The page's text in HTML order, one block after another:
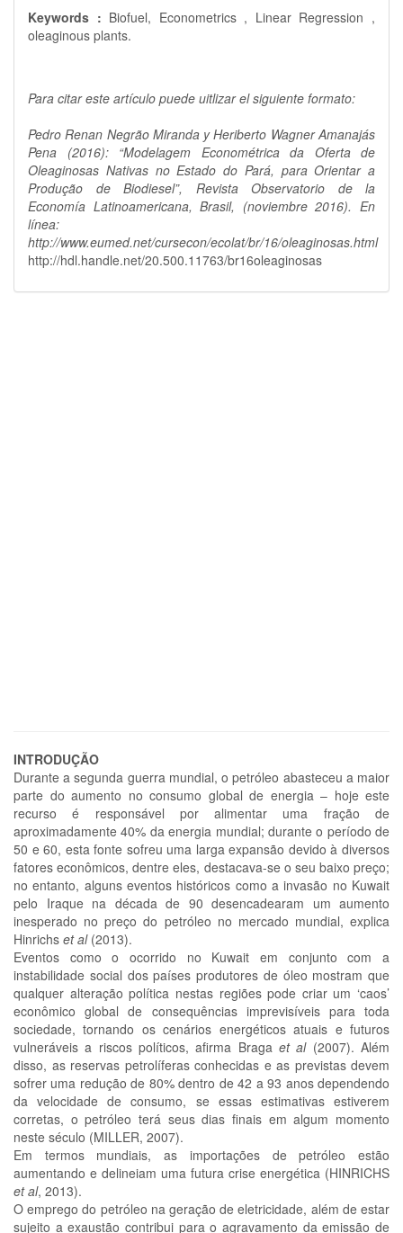
Keywords : Biofuel, Econometrics , Linear Regression ,
oleaginous plants.
Para citar este artículo puede uitlizar el siguiente formato:
Pedro Renan Negrão Miranda y Heriberto Wagner Amanajás
Pena (2016): “Modelagem Econométrica da Oferta de
Oleaginosas Nativas no Estado do Pará, para Orientar a
Produção de Biodiesel”, Revista Observatorio de la
Economía Latinoamericana, Brasil, (noviembre 2016). En
línea:
http://www.eumed.net/cursecon/ecolat/br/16/oleaginosas.html
http://hdl.handle.net/20.500.11763/br16oleaginosas
INTRODUÇÃO
Durante a segunda guerra mundial, o petróleo abasteceu a maior
parte do aumento no consumo global de energia – hoje este
recurso é responsável por alimentar uma fração de
aproximadamente 40% da energia mundial; durante o período de
50 e 60, esta fonte sofreu uma larga expansão devido à diversos
fatores econômicos, dentre eles, destacava-se o seu baixo preço;
no entanto, alguns eventos históricos como a invasão no Kuwait
pelo Iraque na década de 90 desencadearam um aumento
inesperado no preço do petróleo no mercado mundial, explica
Hinrichs et al (2013).
Eventos como o ocorrido no Kuwait em conjunto com a
instabilidade social dos países produtores de óleo mostram que
qualquer alteração política nestas regiões pode criar um ‘caos’
econômico global de consequências imprevisíveis para toda
sociedade, tornando os cenários energéticos atuais e futuros
vulneráveis a riscos políticos, afirma Braga et al (2007). Além
disso, as reservas petrolíferas conhecidas e as previstas devem
sofrer uma redução de 80% dentro de 42 a 93 anos dependendo
da velocidade de consumo, se essas estimativas estiverem
corretas, o petróleo terá seus dias finais em algum momento
neste século (MILLER, 2007).
Em termos mundiais, as importações de petróleo estão
aumentando e delineiam uma futura crise energética (HINRICHS
et al, 2013).
O emprego do petróleo na geração de eletricidade, além de estar
sujeito a exaustão contribui para o agravamento da emissão de